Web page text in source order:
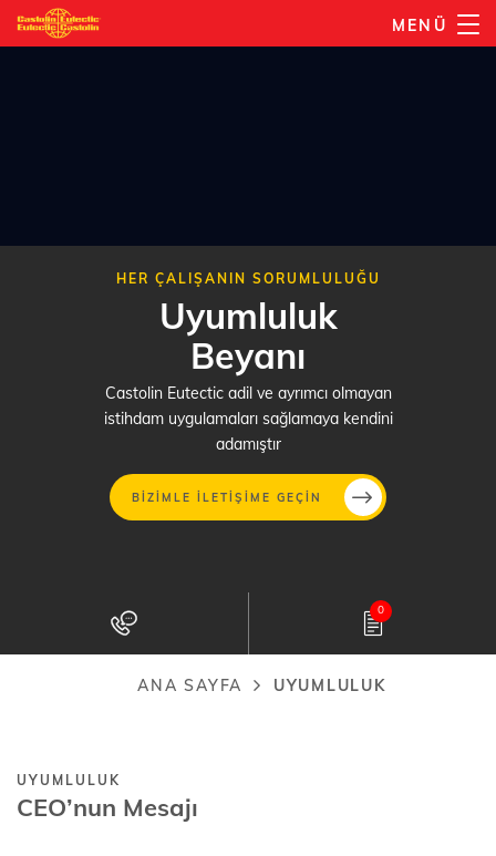
Ana
içeriğe
MENÜ
HER ÇALIŞANIN SORUMLULUĞU
Uyumluluk
Beyanı
Castolin Eutectic adil ve ayrımcı olmayan
istihdam uygulamaları sağlamaya kendini
adamıştır
BIZIMLE ILETIŞIME GEÇIN
0
ANA SAYFA UYUMLULUK
UYUMLULUK
CEO’nun Mesajı